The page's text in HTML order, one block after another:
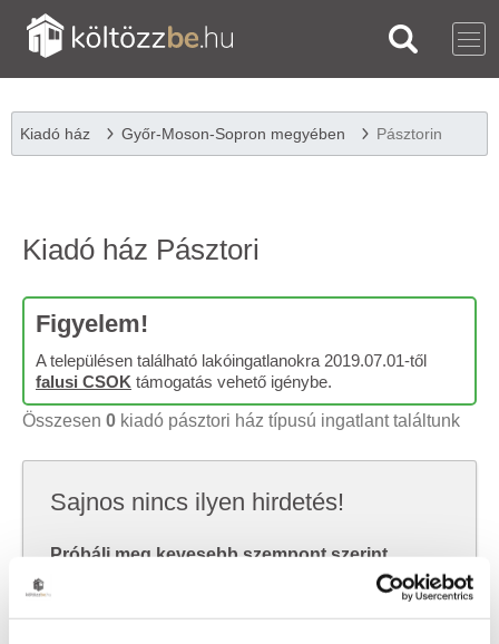
Kiadó ház Győr-Moson-Sopron megyében Pásztorin
Kiadó ház Pásztori
Figyelem!
A településen található lakóingatlanokra 2019.07.01-től
falusi CSOK támogatás vehető igénybe.
Összesen 0 kiadó pásztori ház típusú ingatlant találtunk
Sajnos nincs ilyen hirdetés!
Próbálj meg kevesebb szempont szerint
keresni, hátha akkor megtalálod, amit keresel.